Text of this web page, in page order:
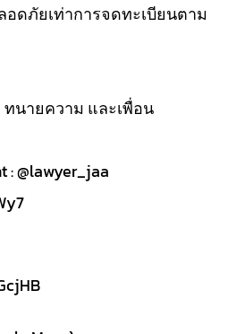
ดภัยเท่าการจดทะเบียนตาม
นายความ และเพื่อน
: @lawyer_jaa